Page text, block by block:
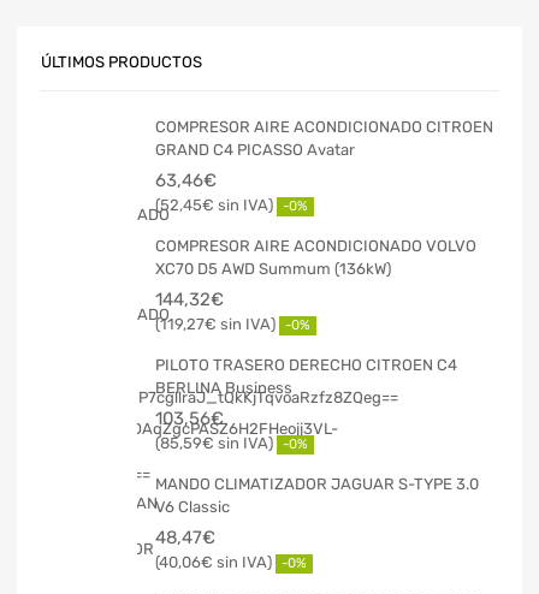
ÚLTIMOS PRODUCTOS
COMPRESOR AIRE ACONDICIONADO CITROEN
GRAND C4 PICASSO Avatar
63,46€
52,45€ -0%
COMPRESOR AIRE ACONDICIONADO VOLVO
XC70 D5 AWD Summum (136kW)
144,32€
119,27€ -0%
PILOTO TRASERO DERECHO CITROEN C4
BERLINA Business
103,56€
85,59€ -0%
MANDO CLIMATIZADOR JAGUAR S-TYPE 3.0
V6 Classic
48,47€
40,06€ -0%